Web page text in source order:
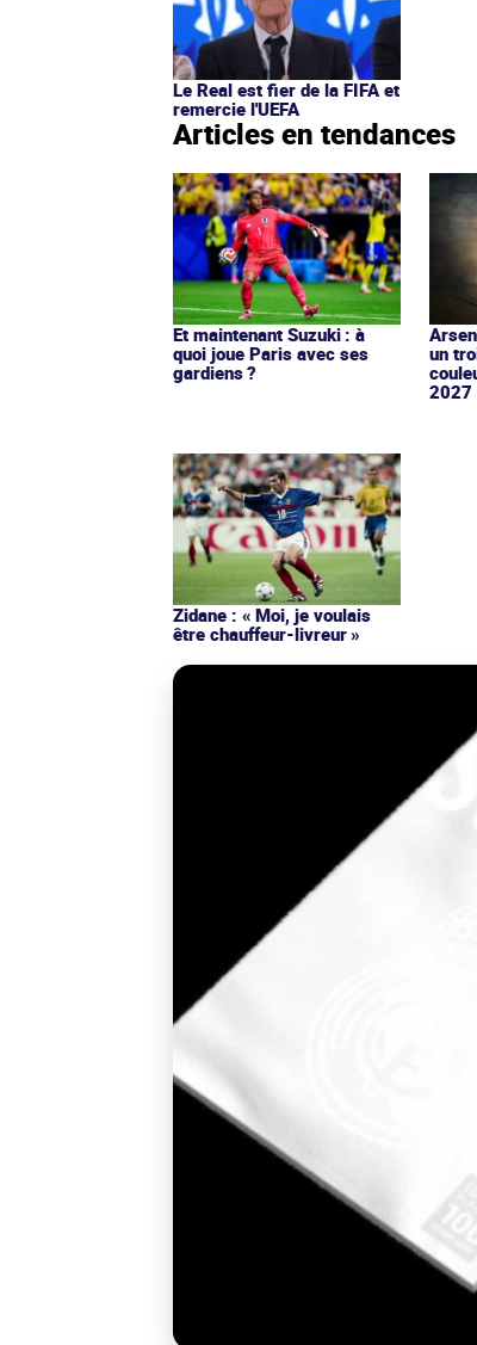
Le Real est fier de la FIFA et
remercie l'UEFA
Articles en tendances
Et maintenant Suzuki : à
quoi joue Paris avec ses
gardiens ?
un
2027
Zidane : « Moi, je voulais
être chauffeur-livreur »